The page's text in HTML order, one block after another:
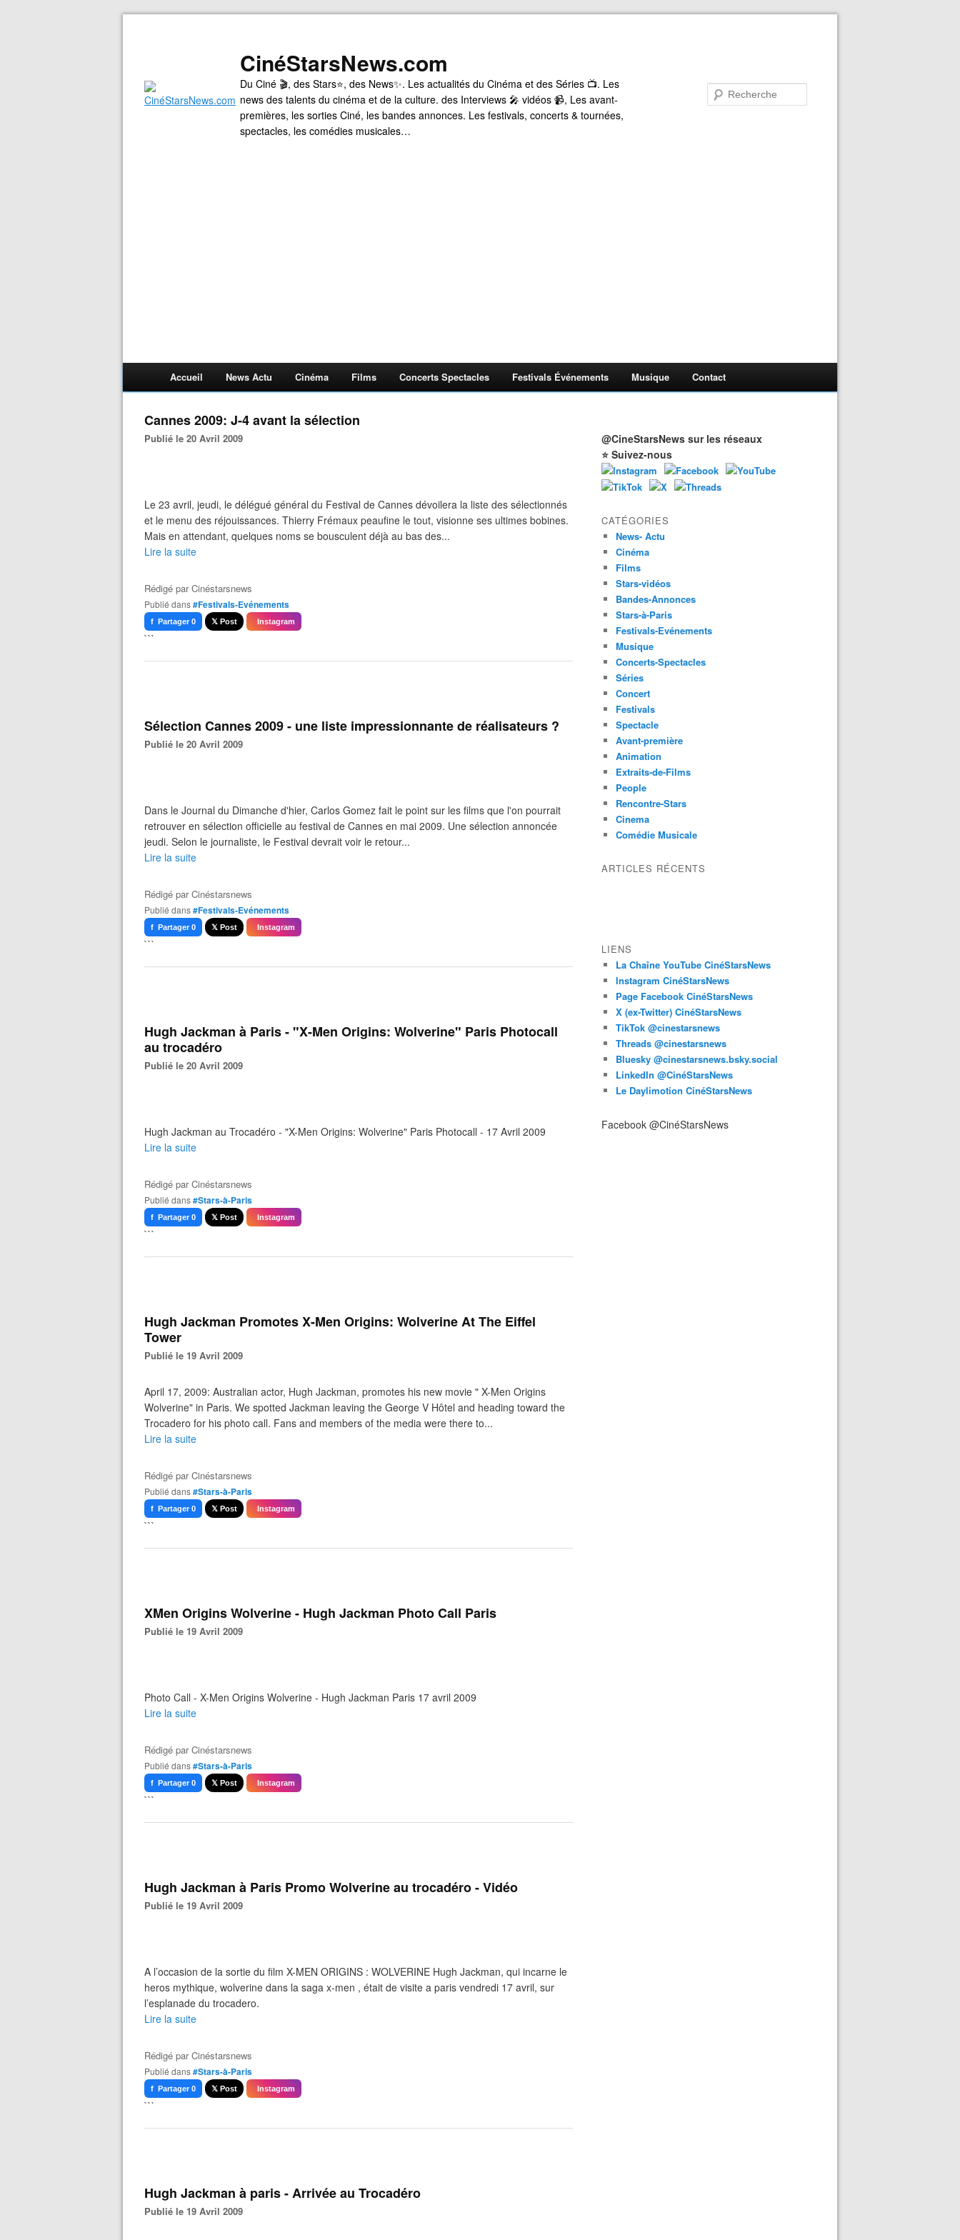
CinéStarsNews.com
Du Ciné 🎬, des Stars⭐, des News✨. Les actualités du Cinéma et des Séries 📺. Les
news des talents du cinéma et de la culture. des Interviews 🎤 vidéos 📹, Les avant-
premières, les sorties Ciné, les bandes annonces. Les festivals, concerts & tournées,
spectacles, les comédies musicales…
Accueil News Actu Cinéma Films Concerts Spectacles Festivals Événements Musique Contact
Cannes 2009: J-4 avant la sélection
Publié le 20 Avril 2009
Le 23 avril, jeudi, le délégué général du Festival de Cannes dévoilera la liste des sélectionnés
et le menu des réjouissances. Thierry Frémaux peaufine le tout, visionne ses ultimes bobines.
Mais en attendant, quelques noms se bousculent déjà au bas des...
Lire la suite
Rédigé parCinéstarsnews
Publié dans#Festivals-Evénements
f Partager 0 𝕏 Post Instagram
```
Sélection Cannes 2009 - une liste impressionnante de réalisateurs ?
Publié le 20 Avril 2009
Dans le Journal du Dimanche d'hier, Carlos Gomez fait le point sur les films que l'on pourrait
retrouver en sélection officielle au festival de Cannes en mai 2009. Une sélection annoncée
jeudi. Selon le journaliste, le Festival devrait voir le retour...
Lire la suite
Rédigé parCinéstarsnews
Publié dans#Festivals-Evénements
f Partager 0 𝕏 Post Instagram
```
Hugh Jackman à Paris - "X-Men Origins: Wolverine" Paris Photocall
au trocadéro
Publié le 20 Avril 2009
Hugh Jackman au Trocadéro - "X-Men Origins: Wolverine" Paris Photocall - 17 Avril 2009
Lire la suite
Rédigé parCinéstarsnews
Publié dans#Stars-à-Paris
f Partager 0 𝕏 Post Instagram
```
Hugh Jackman Promotes X-Men Origins: Wolverine At The Eiffel
Tower
Publié le 19 Avril 2009
April 17, 2009: Australian actor, Hugh Jackman, promotes his new movie " X-Men Origins
Wolverine" in Paris. We spotted Jackman leaving the George V Hôtel and heading toward the
Trocadero for his photo call. Fans and members of the media were there to...
Lire la suite
Rédigé parCinéstarsnews
Publié dans#Stars-à-Paris
f Partager 0 𝕏 Post Instagram
```
XMen Origins Wolverine - Hugh Jackman Photo Call Paris
Publié le 19 Avril 2009
Photo Call - X-Men Origins Wolverine - Hugh Jackman Paris 17 avril 2009
Lire la suite
Rédigé parCinéstarsnews
Publié dans#Stars-à-Paris
f Partager 0 𝕏 Post Instagram
```
Hugh Jackman à Paris Promo Wolverine au trocadéro - Vidéo
Publié le 19 Avril 2009
A l’occasion de la sortie du film X-MEN ORIGINS : WOLVERINE Hugh Jackman, qui incarne le
heros mythique, wolverine dans la saga x-men , était de visite a paris vendredi 17 avril, sur
l’esplanade du trocadero.
Lire la suite
Rédigé parCinéstarsnews
Publié dans#Stars-à-Paris
f Partager 0 𝕏 Post Instagram
```
Hugh Jackman à paris - Arrivée au Trocadéro
Publié le 19 Avril 2009
@CineStarsNews sur les réseaux
⭐ Suivez-nous
CATÉGORIES
News- Actu
Cinéma
Films
Stars-vidéos
Bandes-Annonces
Stars-à-Paris
Festivals-Evénements
Musique
Concerts-Spectacles
Séries
Concert
Festivals
Spectacle
Avant-première
Animation
Extraits-de-Films
People
Rencontre-Stars
Cinema
Comédie Musicale
ARTICLES RÉCENTS
LIENS
La Chaîne YouTube CinéStarsNews
Instagram CinéStarsNews
Page Facebook CinéStarsNews
X (ex-Twitter) CinéStarsNews
TikTok @cinestarsnews
Threads @cinestarsnews
Bluesky @cinestarsnews.bsky.social‬
LinkedIn @CinéStarsNews
Le Daylimotion CinéStarsNews
Facebook @CinéStarsNews